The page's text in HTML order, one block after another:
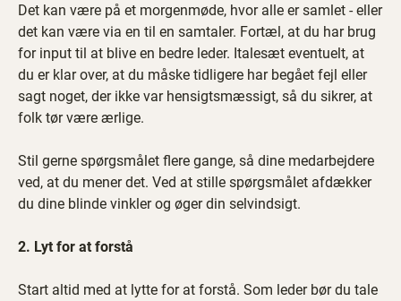
Det kan være på et morgenmøde, hvor alle er samlet - eller
det kan være via en til en samtaler. Fortæl, at du har brug
for input til at blive en bedre leder. Italesæt eventuelt, at
du er klar over, at du måske tidligere har begået fejl eller
sagt noget, der ikke var hensigtsmæssigt, så du sikrer, at
folk tør være ærlige.
Stil gerne spørgsmålet flere gange, så dine medarbejdere
ved, at du mener det. Ved at stille spørgsmålet afdækker
du dine blinde vinkler og øger din selvindsigt.
2. Lyt for at forstå
Start altid med at lytte for at forstå. Som leder bør du tale